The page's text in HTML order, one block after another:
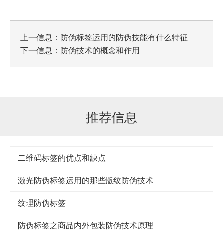
上一信息： 防伪标签运用的防伪技能有什么特征
下一信息： 防伪技术的概念和作用
推荐信息
二维码标签的优点和缺点
激光防伪标签运用的那些版纹防伪技术
纹理防伪标签
防伪标签之商品内外包装防伪技术原理